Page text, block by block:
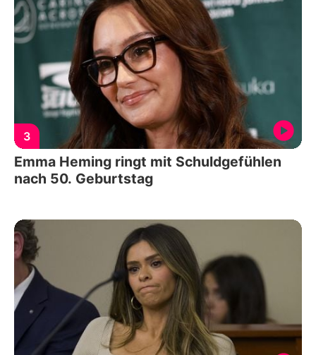
3
Emma Heming ringt mit Schuldgefühlen
nach 50. Geburtstag